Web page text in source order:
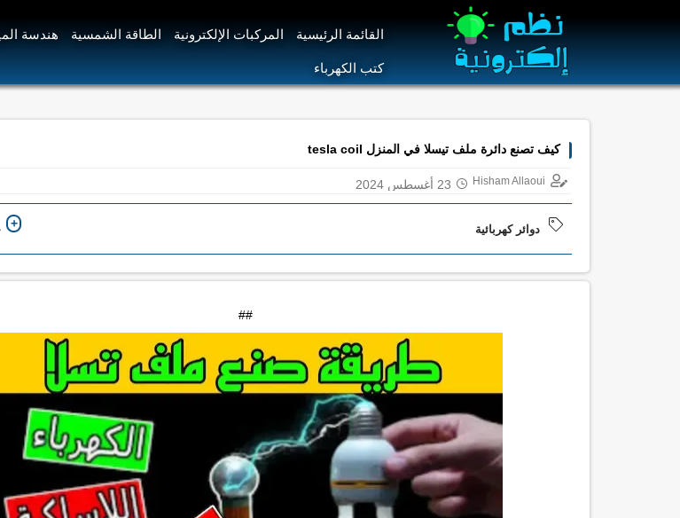
القائمة الرئيسية المركبات الإلكترونية الطاقة الشمسية هندسة
كتب الكهرباء
كيف تصنع دائرة ملف تيسلا في المنزل tesla coil
Hisham Allaoui 23 أغسطس 2024
دوائر كهربائية +
##